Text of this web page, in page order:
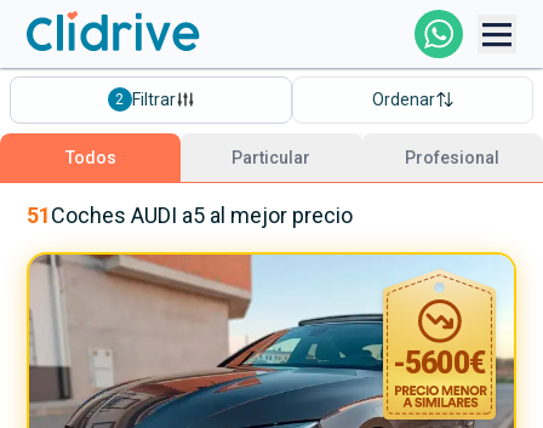
Comprar Coche
Todos Los Coches
Profesional
Particular
Financiación
2 Filtrar Ordenar
Todos Particular Profesional
51Coches AUDI a5 al mejor precio
-5600€